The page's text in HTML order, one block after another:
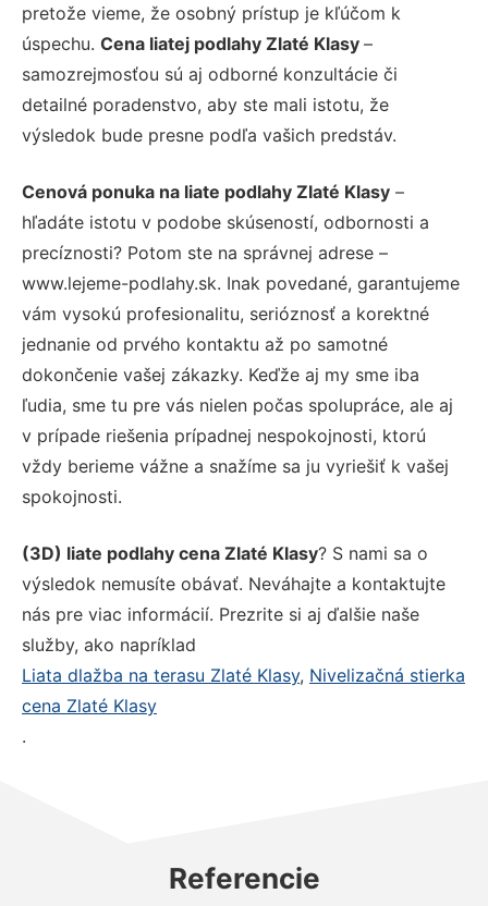
pretože vieme, že osobný prístup je kľúčom k
úspechu. Cena liatej podlahy Zlaté Klasy –
samozrejmosťou sú aj odborné konzultácie či
detailné poradenstvo, aby ste mali istotu, že
výsledok bude presne podľa vašich predstáv.
Cenová ponuka na liate podlahy Zlaté Klasy –
hľadáte istotu v podobe skúseností, odbornosti a
precíznosti? Potom ste na správnej adrese –
www.lejeme-podlahy.sk. Inak povedané, garantujeme
vám vysokú profesionalitu, serióznosť a korektné
jednanie od prvého kontaktu až po samotné
dokončenie vašej zákazky. Keďže aj my sme iba
ľudia, sme tu pre vás nielen počas spolupráce, ale aj
v prípade riešenia prípadnej nespokojnosti, ktorú
vždy berieme vážne a snažíme sa ju vyriešiť k vašej
spokojnosti.
(3D) liate podlahy cena Zlaté Klasy? S nami sa o
výsledok nemusíte obávať. Neváhajte a kontaktujte
nás pre viac informácií. Prezrite si aj ďalšie naše
služby, ako napríklad
Liata dlažba na terasu Zlaté Klasy, Nivelizačná stierka
cena Zlaté Klasy
.
Referencie